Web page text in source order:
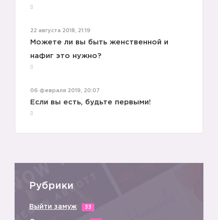
22 августа 2018, 21:19
Можете ли вы быть женственной и
нафиг это нужно?
06 февраля 2019, 20:07
Если вы есть, будьте первыми!
Рубрики
Выйти замуж 33